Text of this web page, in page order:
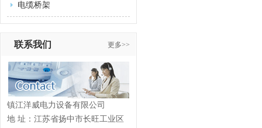
电缆桥架
联系我们 更多>>
镇江洋威电力设备有限公司
地 址：江苏省扬中市长旺工业区